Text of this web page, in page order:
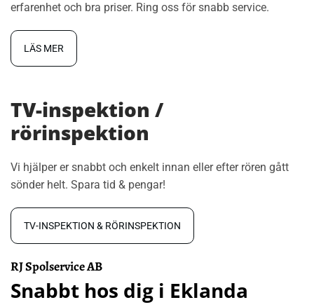
erfarenhet och bra priser. Ring oss för snabb service.
LÄS MER
TV-inspektion /
rörinspektion
Vi hjälper er snabbt och enkelt innan eller efter rören gått
sönder helt. Spara tid & pengar!
TV-INSPEKTION & RÖRINSPEKTION
RJ Spolservice AB
Snabbt hos dig i Eklanda